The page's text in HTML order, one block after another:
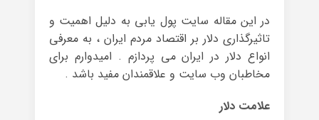
در این مقاله سایت پول یابی به دلیل اهمیت و
تاثیرگذاری دلار بر اقتصاد مردم ایران ، به معرفی
انواع دلار در ایران می پردازم . امیدوارم برای
مخاطبان وب سایت و علاقمندان مفید باشد .
علامت دلار